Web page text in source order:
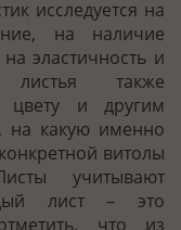
исследуется на
на наличие
эластичность и
также
цвету и другим
на какую именно
витолы
учитывают
лист – это
что из